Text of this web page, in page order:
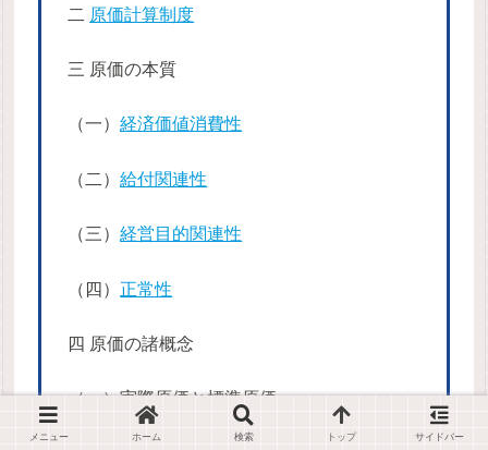
二 原価計算制度
三 原価の本質
（一）経済価値消費性
（二）給付関連性
（三）経営目的関連性
（四） 正常性
四 原価の諸概念
（一）実際原価と標準原価
メニュー ホーム 検索 トップ サイドバー